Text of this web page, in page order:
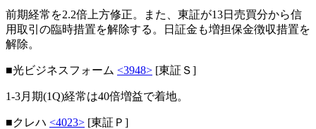
前期経常を2.2倍上方修正。また、東証が13日売買分から信
用取引の臨時措置を解除する。日証金も増担保金徴収措置を
解除。
■光ビジネスフォーム <3948> [東証Ｓ]
1-3月期(1Q)経常は40倍増益で着地。
■クレハ <4023> [東証Ｐ]